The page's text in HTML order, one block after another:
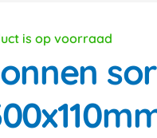
is op voorraad